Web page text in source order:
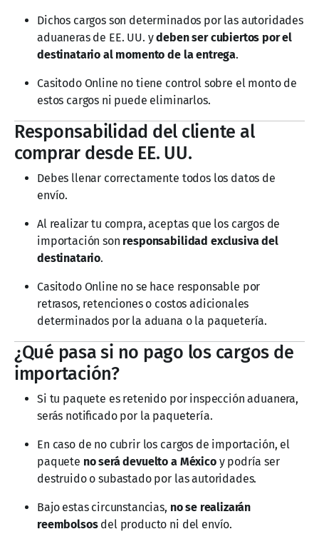
Dichos cargos son determinados por las autoridades
aduaneras de EE. UU. ydeben ser cubiertos por el
destinatario al momento de la entrega.
Casitodo Online no tiene control sobre el monto de
estos cargos ni puede eliminarlos.
Responsabilidad del cliente al
comprar desde EE. UU.
Debes llenar correctamente todos los datos de
envío.
Al realizar tu compra, aceptas que los cargos de
importación son responsabilidad exclusiva del
destinatario.
Casitodo Online no se hace responsable por
retrasos, retenciones o costos adicionales
determinados por la aduana o la paquetería.
¿Qué pasa si no pago los cargos de
importación?
Si tu paquete es retenido por inspección aduanera,
serás notificado por la paquetería.
En caso de no cubrir los cargos de importación, el
paquete no será devuelto a Méxicoy podría ser
destruido o subastado por las autoridades.
Bajo estas circunstancias, no se realizarán
reembolsosdel producto ni del envío.